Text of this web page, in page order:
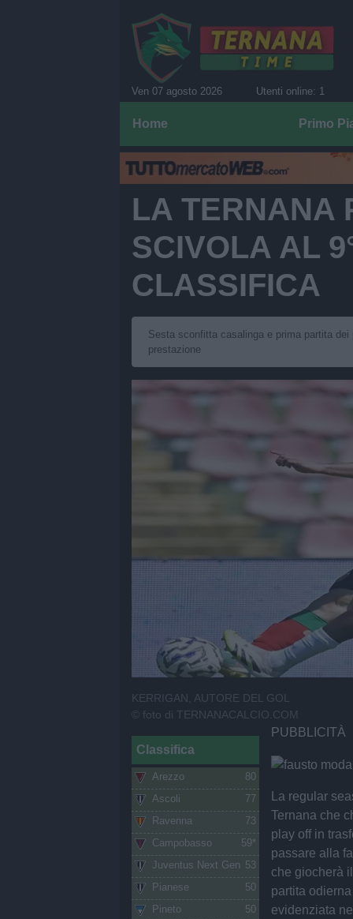
Ven 07 agosto 2026 Utenti online: 1
Home Primo
LA TERNANA
SCIVOLA AL
CLASSIFICA
Sesta sconfitta casalinga e prima partita
prestazione
KERRIGAN, AUTORE DEL GOL
© foto di TERNANACALCIO.COM
Classifica
Arezzo
80
Ascoli
77
Ravenna
73
Campobasso
59*
Juventus Next Gen 53
Pianese
50
Pineto
50
PUBBLICITÀ
La regular
Ternana che
play off in
passare alla
che giocherà
partita
evidenziata